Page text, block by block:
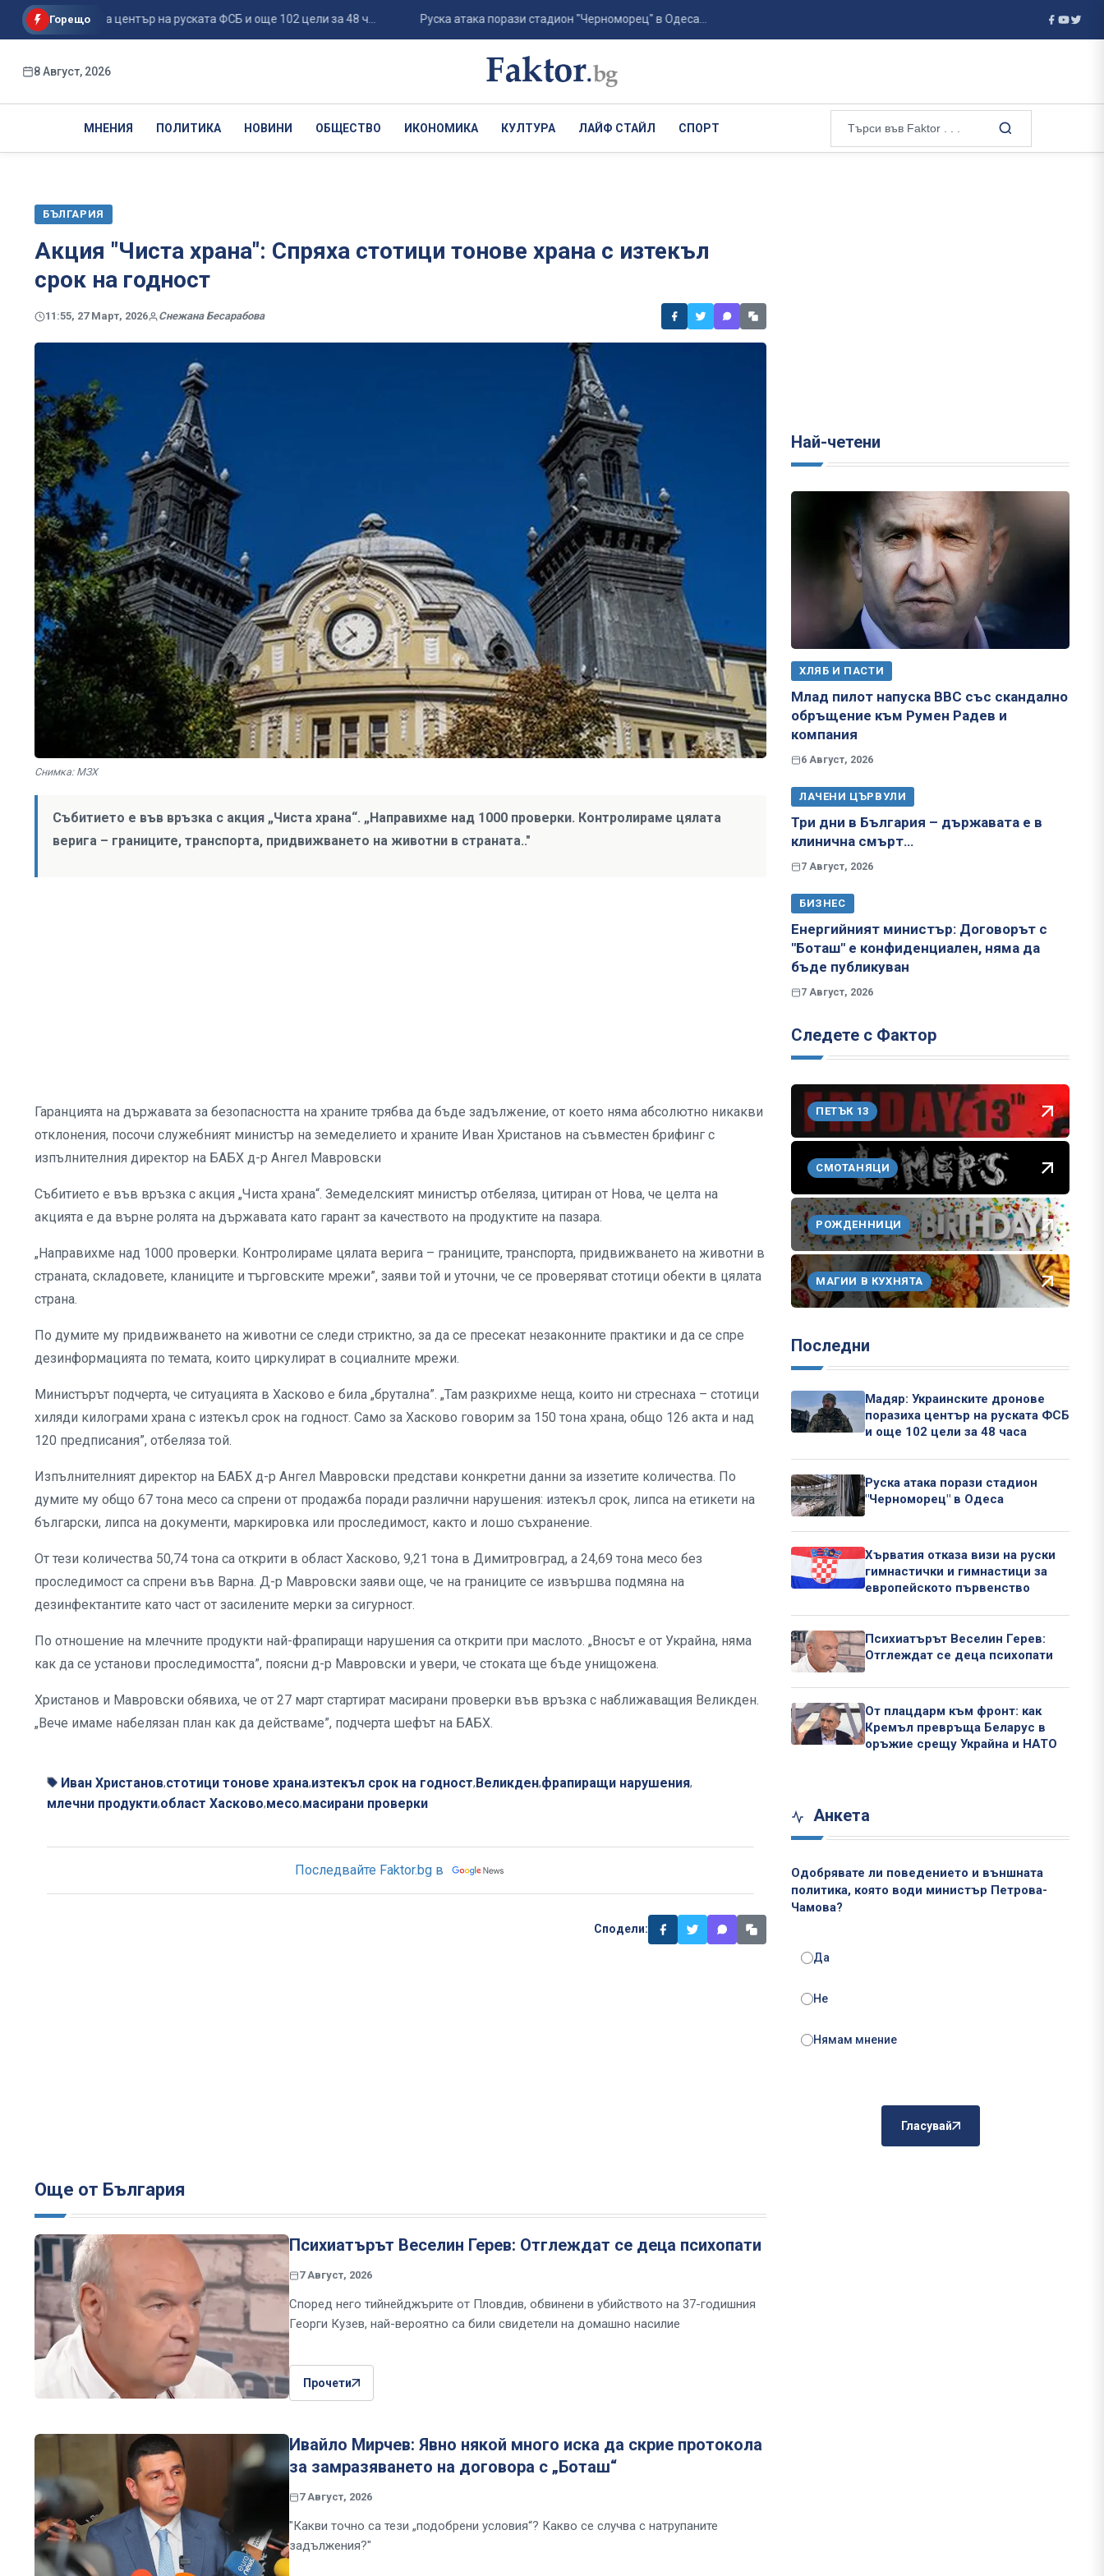
Горещо
поразиха център на руската ФСБ и още 102 цели за 48 ч... Руска атака порази стадион "Черноморец" в Одеса... Хърватия отказа визи на руски гимнастички и гимнастици за
8 Август, 2026
МНЕНИЯ ПОЛИТИКА НОВИНИ ОБЩЕСТВО ИКОНОМИКА КУЛТУРА ЛАЙФ СТАЙЛ СПОРТ
БЪЛГАРИЯ
Акция "Чиста храна": Спряха стотици тонове храна с изтекъл
срок на годност
11:55, 27 Март, 2026 Снежана Бесарабова
Снимка: МЗХ
Събитието е във връзка с акция „Чиста храна“. „Направихме над 1000 проверки. Контролираме цялата
верига – границите, транспорта, придвижването на животни в страната.."
Гаранцията на държавата за безопасността на храните трябва да бъде задължение, от което няма абсолютно никакви
отклонения, посочи служебният министър на земеделието и храните Иван Христанов на съвместен брифинг с
изпълнителния директор на БАБХ д-р Ангел Мавровски
Събитието е във връзка с акция „Чиста храна“. Земеделският министър отбеляза, цитиран от Нова, че целта на
акцията е да върне ролята на държавата като гарант за качеството на продуктите на пазара.
„Направихме над 1000 проверки. Контролираме цялата верига – границите, транспорта, придвижването на животни в
страната, складовете, кланиците и търговските мрежи”, заяви той и уточни, че се проверяват стотици обекти в цялата
страна.
По думите му придвижването на животни се следи стриктно, за да се пресекат незаконните практики и да се спре
дезинформацията по темата, които циркулират в социалните мрежи.
Министърът подчерта, че ситуацията в Хасково е била „брутална”. „Там разкрихме неща, които ни стреснаха – стотици
хиляди килограми храна с изтекъл срок на годност. Само за Хасково говорим за 150 тона храна, общо 126 акта и над
120 предписания”, отбеляза той.
Изпълнителният директор на БАБХ д-р Ангел Мавровски представи конкретни данни за иззетите количества. По
думите му общо 67 тона месо са спрени от продажба поради различни нарушения: изтекъл срок, липса на етикети на
български, липса на документи, маркировка или проследимост, както и лошо съхранение.
От тези количества 50,74 тона са открити в област Хасково, 9,21 тона в Димитровград, а 24,69 тона месо без
проследимост са спрени във Варна. Д-р Мавровски заяви още, че на границите се извършва подмяна на
дезинфектантите като част от засилените мерки за сигурност.
По отношение на млечните продукти най-фрапиращи нарушения са открити при маслото. „Вносът е от Украйна, няма
как да се установи проследимостта”, поясни д-р Мавровски и увери, че стоката ще бъде унищожена.
Христанов и Мавровски обявиха, че от 27 март стартират масирани проверки във връзка с наближаващия Великден.
„Вече имаме набелязан план как да действаме”, подчерта шефът на БАБХ.
Иван Христанов,стотици тонове храна,изтекъл срок на годност,Великден,фрапиращи нарушения,
млечни продукти,област Хасково,месо,масирани проверки
Последвайте Faktor.bg в
Сподели:
Още от България
Психиатърът Веселин Герев: Отглеждат се деца психопати
7 Август, 2026
Според него тийнейджърите от Пловдив, обвинени в убийството на 37-годишния
Георги Кузев, най-вероятно са били свидетели на домашно насилие
Прочети
Ивайло Мирчев: Явно някой много иска да скрие протокола
за замразяването на договора с „Боташ“
7 Август, 2026
"Какви точно са тези „подобрени условия“? Какво се случва с натрупаните
задължения?"
Най-четени
ХЛЯБ И ПАСТИ
Млад пилот напуска ВВС със скандално
обръщение към Румен Радев и
компания
6 Август, 2026
ЛАЧЕНИ ЦЪРВУЛИ
Три дни в България – държавата е в
клинична смърт…
7 Август, 2026
БИЗНЕС
Енергийният министър: Договорът с
"Боташ" е конфиденциален, няма да
бъде публикуван
7 Август, 2026
Следете с Фактор
ПЕТЪК 13
СМОТАНЯЦИ
РОЖДЕННИЦИ
МАГИИ В КУХНЯТА
Последни
Мадяр: Украинските дронове
поразиха център на руската ФСБ
и още 102 цели за 48 часа
Руска атака порази стадион
"Черноморец" в Одеса
Хърватия отказа визи на руски
гимнастички и гимнастици за
европейското първенство
Психиатърът Веселин Герев:
Отглеждат се деца психопати
От плацдарм към фронт: как
Кремъл превръща Беларус в
оръжие срещу Украйна и НАТО
Анкета
Одобрявате ли поведението и външната
политика, която води министър Петрова-
Чамова?
Да
Не
Нямам мнение
Гласувай